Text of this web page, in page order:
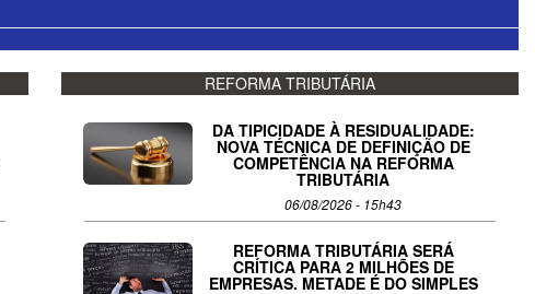
REFORMA TRIBUTÁRIA
DA TIPICIDADE À RESIDUALIDADE:
NOVA TÉCNICA DE DEFINIÇÃO DE
COMPETÊNCIA NA REFORMA
TRIBUTÁRIA
06/08/2026 - 15h43
REFORMA TRIBUTÁRIA SERÁ
CRÍTICA PARA 2 MILHÕES DE
EMPRESAS. METADE É DO SIMPLES